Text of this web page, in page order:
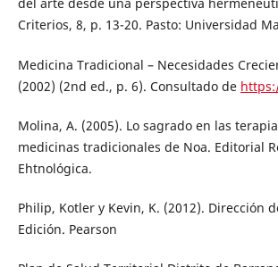
del arte desde una perspectiva
Criterios, 8, p. 13-20. Pasto: Universidad
Medicina Tradicional – Necesidades
(2002) (2nd ed., p. 6). Consultado de
Molina, A. (2005). Lo sagrado en las
medicinas tradicionales de Noa. Editorial
Ehtnológica.
Philip, Kotler y Kevin, K. (2012). Dirección
Edición. Pearson